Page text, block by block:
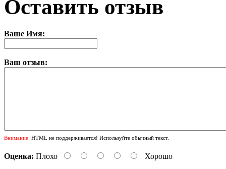
Оставить отзыв
Ваше Имя:
Ваш отзыв:
Внимание: HTML не поддерживается! Используйте обычный текст.
Оценка: Плохо Хорошо